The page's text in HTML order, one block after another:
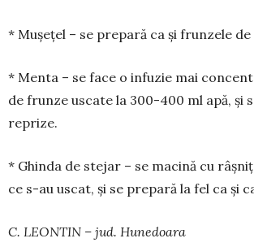
* Mușețel – se prepară ca și frunzele de
* Menta – se face o infuzie mai
de frunze uscate la 300-400 ml apă, și
reprize.
* Ghinda de stejar – se macină cu
ce s-au uscat, și se prepară la fel ca și
C. LEONTIN – jud. Hunedoara